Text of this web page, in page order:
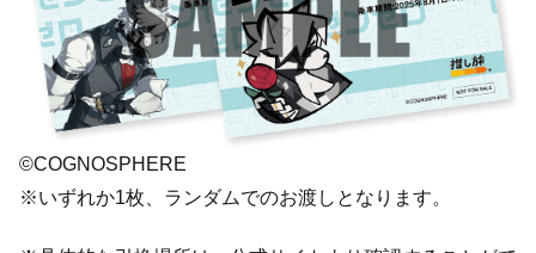
©COGNOSPHERE
※いずれか1枚、ランダムでのお渡しとなります。